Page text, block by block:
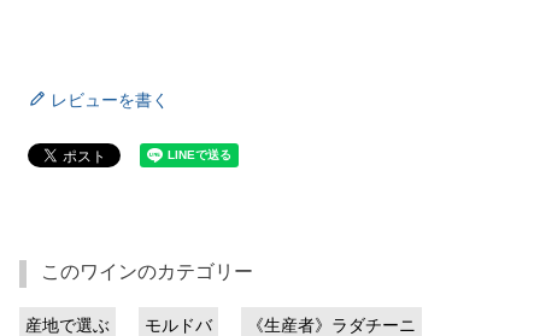
レビューを書く
このワインのカテゴリー
産地で選ぶ モルドバ 《生産者》ラダチーニ